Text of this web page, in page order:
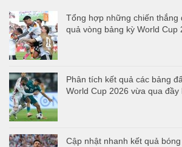
Tổng hợp những chiến thắng
quả vòng bảng kỳ World Cup
Phân tích kết quả các bảng
World Cup 2026 vừa qua đầy
Cập nhật nhanh kết quả